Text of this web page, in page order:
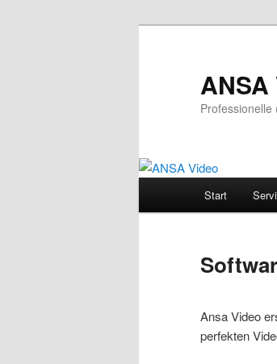
ANSA
Start
Ansa Video
perfekten